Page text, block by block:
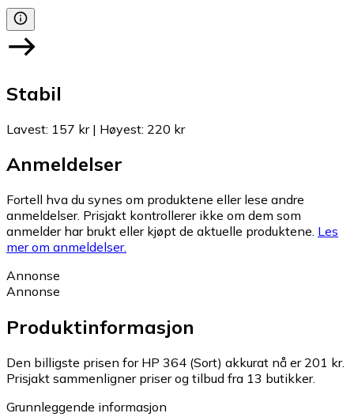
Stabil
Lavest: 157 kr| Høyest: 220 kr
Anmeldelser
Fortell hva du synes om produktene eller lese andre
anmeldelser. Prisjakt kontrollerer ikke om dem som
anmelder har brukt eller kjøpt de aktuelle produktene. Les
mer om anmeldelser.
Annonse
Annonse
Produktinformasjon
Den billigste prisen for HP 364 (Sort) akkurat nå er 201 kr.
Prisjakt sammenligner priser og tilbud fra 13 butikker.
Grunnleggende informasjon